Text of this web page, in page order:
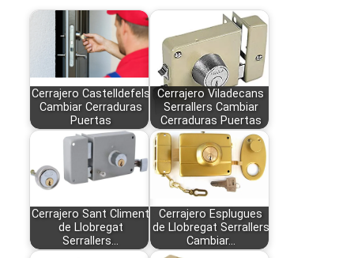
Cerrajero Castelldefels
Cambiar Cerraduras
Puertas
Cerrajero Viladecans
Serrallers Cambiar
Cerraduras Puertas
Cerrajero Sant Climent
de Llobregat
Serrallers…
Cerrajero Esplugues
de Llobregat Serrallers
Cambiar…